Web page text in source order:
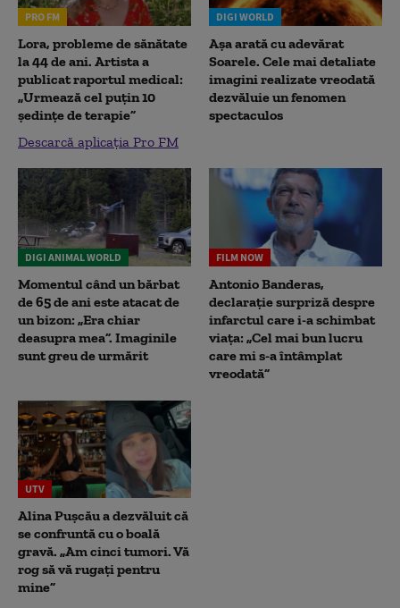
PRO FM
Lora, probleme de sănătate
la 44 de ani. Artista a
publicat raportul medical:
„Urmează cel puțin 10
ședințe de terapie”
Descarcă aplicația Pro FM
DIGI WORLD
Așa arată cu adevărat
Soarele. Cele mai detaliate
imagini realizate vreodată
dezvăluie un fenomen
spectaculos
DIGI ANIMAL WORLD
Momentul când un bărbat
de 65 de ani este atacat de
un bizon: „Era chiar
deasupra mea”. Imaginile
sunt greu de urmărit
FILM NOW
Antonio Banderas,
declarație surpriză despre
infarctul care i-a schimbat
viața: „Cel mai bun lucru
care mi s-a întâmplat
vreodată”
UTV
Alina Pușcău a dezvăluit că
se confruntă cu o boală
gravă. „Am cinci tumori. Vă
rog să vă rugați pentru
mine”